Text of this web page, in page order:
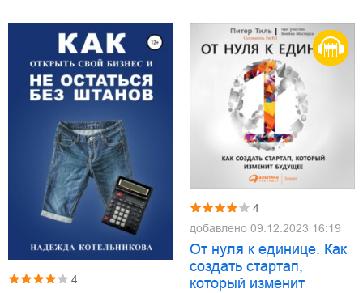
4
4
добавлено 09.12.2023 16:19
От нуля к единице. Как
создать стартап,
который изменит